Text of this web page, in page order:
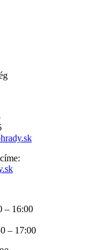
– 16:00
– 17:00